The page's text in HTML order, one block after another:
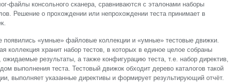
файлы консольного сканера, сравниваются с эталонами наборы
Решение о прохождении или непрохождении теста принимает в
появились «умные» файловые коллекции и «умные» тестовые движки.
коллекция хранит набор тестов, в которых в единое целое собраны
результаты, а также конфигурацию теста, т.е. набор директив,
выполнения теста. Тестовый движок обходит дерево каталогов такой
выполняет указанные директивы и формирует результирующий отчёт.